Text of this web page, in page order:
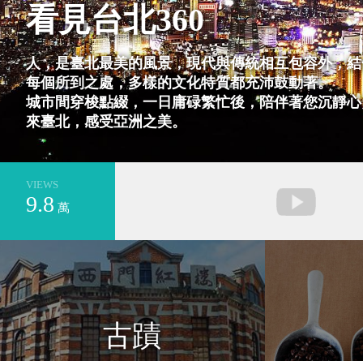
基隆市安樂區 新北市萬里區
台南市安平區
看見台北360
人，是臺北最美的風景，現代與傳統相互包容外，
每個所到之處，多樣的文化特質都充沛鼓動著。
城市間穿梭點綴，一日庸碌繁忙後，陪伴著您沉靜
來臺北，感受亞洲之美。
VIEWS
9.8 萬
古蹟